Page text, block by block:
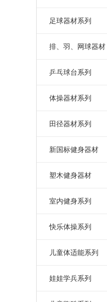
足球器材系列
排、羽、网球器材
乒乓球台系列
体操器材系列
田径器材系列
新国标健身器材
塑木健身器材
室内健身系列
快乐体操系列
儿童体适能系列
娃娃学兵系列